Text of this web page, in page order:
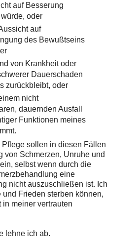
auf Besserung
oder
auf
des Bewußtseins
von Krankheit oder
Dauerschaden
zurückbleibt, oder
nicht
dauernden Ausfall
Funktionen meines
sollen in diesen Fällen
von Schmerzen, Unruhe und
selbst wenn durch die
eine
nicht auszuschließen ist. Ich
und Frieden sterben können,
meiner vertrauten
lehne ich ab.